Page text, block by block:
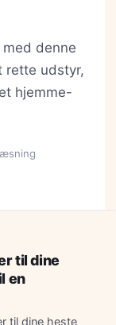
denne
rette udstyr,
hjemme-
til dine
en
til dine heste